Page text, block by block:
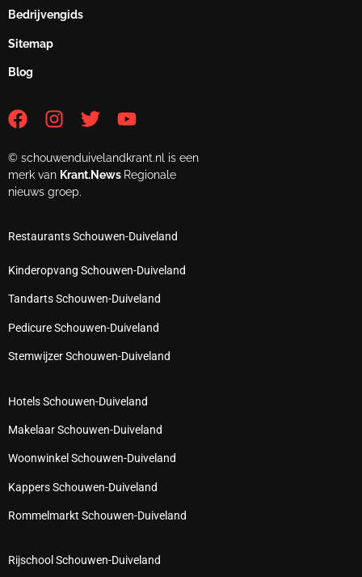
Bedrijvengids
Sitemap
Blog
© schouwenduivelandkrant.nl is een
merk van Krant.News Regionale
nieuws groep.
Restaurants Schouwen-Duiveland
Kinderopvang Schouwen-Duiveland
Tandarts Schouwen-Duiveland
Pedicure Schouwen-Duiveland
Stemwijzer Schouwen-Duiveland
Hotels Schouwen-Duiveland
Makelaar Schouwen-Duiveland
Woonwinkel Schouwen-Duiveland
Kappers Schouwen-Duiveland
Rommelmarkt Schouwen-Duiveland
Rijschool Schouwen-Duiveland